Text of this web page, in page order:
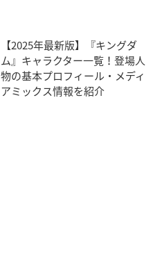
【2025年最新版】『キングダ
ム』キャラクター一覧！登場人
物の基本プロフィール・メディ
アミックス情報を紹介